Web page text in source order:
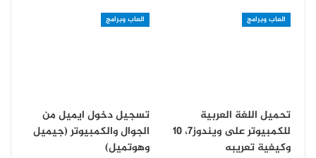
العاب وبرامج
تحميل اللغة العربية
للكمبيوتر على ويندوز7، 10
وكيفية تعريبه
العاب وبرامج
تسجيل دخول ايميل من
الجوال والكمبيوتر (جيميل
وهوتميل)